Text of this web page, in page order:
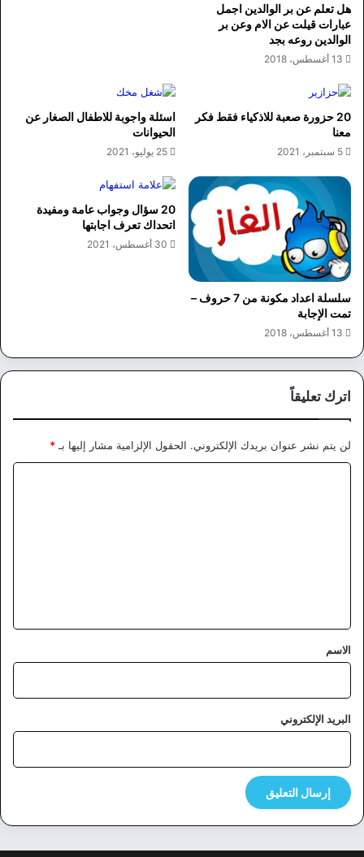
هل تعلم عن بر الوالدين اجمل
عبارات قيلت عن الام وعن بر
الوالدين روعه بجد
13 أغسطس، 2018
20 حزورة صعبة للاذكياء فقط فكر
معنا
5 سبتمبر، 2021
اسئلة واجوبة للاطفال الصغار عن
الحيوانات
25 يوليو، 2021
سلسلة اعداد مكونة من 7 حروف –
تمت الإجابة
13 أغسطس، 2018
20 سؤال وجواب عامة ومفيدة
اتحداك تعرف اجابتها
30 أغسطس، 2021
اترك تعليقاً
لن يتم نشر عنوان بريدك الإلكتروني. الحقول الإلزامية مشار إليها بـ *
*
الاسم
البريد الإلكتروني